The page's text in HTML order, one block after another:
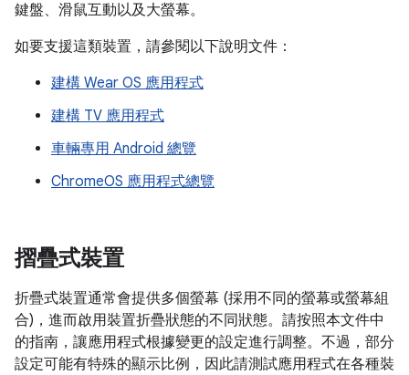
鍵盤、滑鼠互動以及大螢幕。
如要支援這類裝置，請參閱以下說明文件：
建構 Wear OS 應用程式
建構 TV 應用程式
車輛專用 Android 總覽
ChromeOS 應用程式總覽
摺疊式裝置
折疊式裝置通常會提供多個螢幕 (採用不同的螢幕或螢幕組
合)，進而啟用裝置折疊狀態的不同狀態。請按照本文件中
的指南，讓應用程式根據變更的設定進行調整。不過，部分
設定可能有特殊的顯示比例，因此請測試應用程式在各種裝